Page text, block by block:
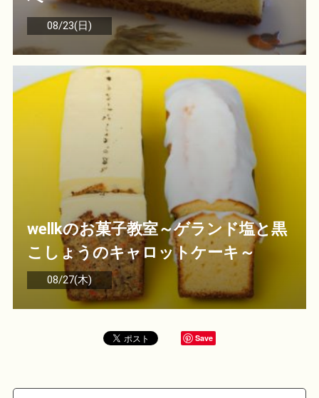
08/23(日)
wellkのお菓子教室～ゲランド塩と黒
こしょうのキャロットケーキ～
08/27(木)
Save